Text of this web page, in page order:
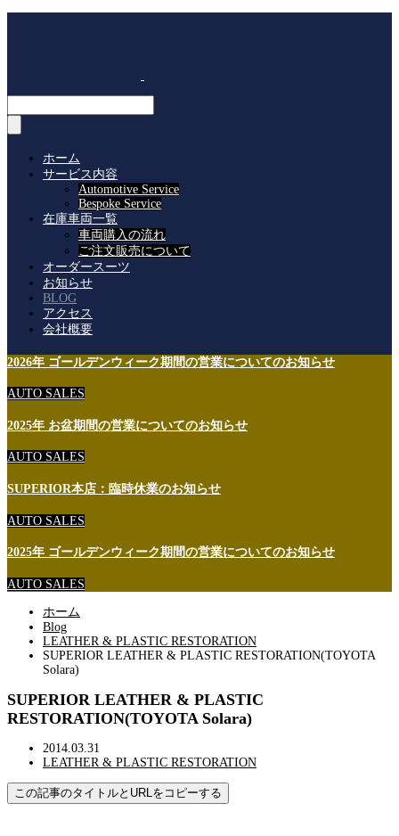
ホーム
サービス内容
Automotive Service
Bespoke Service
在庫車両一覧
車両購入の流れ
ご注文販売について
オーダースーツ
お知らせ
BLOG
アクセス
会社概要
2026年 ゴールデンウィーク期間の営業についてのお知らせ
AUTO SALES
2025年 お盆期間の営業についてのお知らせ
AUTO SALES
SUPERIOR本店：臨時休業のお知らせ
AUTO SALES
2025年 ゴールデンウィーク期間の営業についてのお知らせ
AUTO SALES
ホーム
Blog
LEATHER & PLASTIC RESTORATION
SUPERIOR LEATHER & PLASTIC RESTORATION(TOYOTA
Solara)
SUPERIOR LEATHER & PLASTIC
RESTORATION(TOYOTA Solara)
2014.03.31
LEATHER & PLASTIC RESTORATION
この記事のタイトルとURLをコピーする